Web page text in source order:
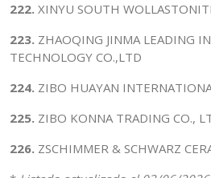
222. XINYU SOUTH
223. ZHAOQING JINMA LEADING
TECHNOLOGY CO.,LTD
224. ZIBO HUAYAN
225. ZIBO KONNA TRADING CO.,
226. ZSCHIMMER & SCHWARZ